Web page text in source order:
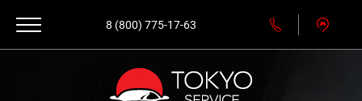
8 (800) 775-17-63